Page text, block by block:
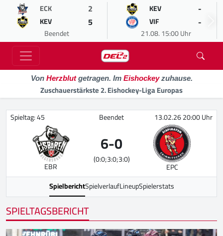
ECK 2
KEV 5
Beendet
KEV -
VIF -
21.08. 15:00 Uhr
Von Herzblutgetragen. Im Eishockeyzuhause.
Zuschauerstärkste 2. Eishockey-Liga Europas
Spieltag: 45 Beendet 13.02.26 20:00 Uhr
EBR
6-0
(0:0;3:0;3:0)
EPC
SpielberichtSpielverlaufLineupSpielerstats
SPIELTAGSBERICHT